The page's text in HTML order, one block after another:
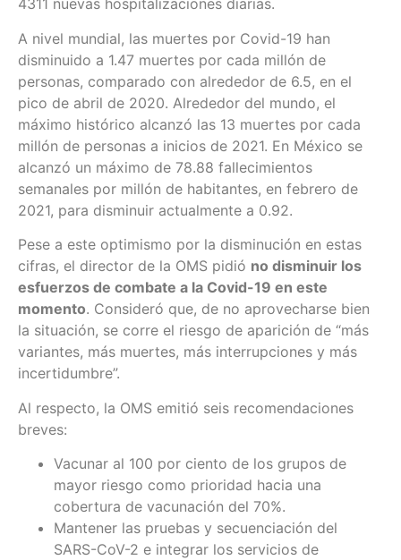
4311 nuevas hospitalizaciones diarias.
A nivel mundial, las muertes por Covid-19 han
disminuido a 1.47 muertes por cada millón de
personas, comparado con alrededor de 6.5, en el
pico de abril de 2020. Alrededor del mundo, el
máximo histórico alcanzó las 13 muertes por cada
millón de personas a inicios de 2021. En México se
alcanzó un máximo de 78.88 fallecimientos
semanales por millón de habitantes, en febrero de
2021, para disminuir actualmente a 0.92.
Pese a este optimismo por la disminución en estas
cifras, el director de la OMS pidió no disminuir los
esfuerzos de combate a la Covid-19 en este
momento. Consideró que, de no aprovecharse bien
la situación, se corre el riesgo de aparición de “más
variantes, más muertes, más interrupciones y más
incertidumbre”.
Al respecto, la OMS emitió seis recomendaciones
breves:
Vacunar al 100 por ciento de los grupos de
mayor riesgo como prioridad hacia una
cobertura de vacunación del 70%.
Mantener las pruebas y secuenciación del
SARS-CoV-2 e integrar los servicios de